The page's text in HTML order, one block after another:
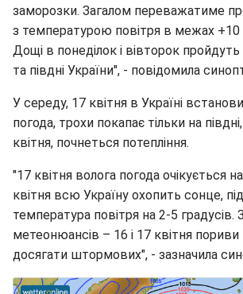
заморозки. Загалом переважатиме
з температурою повітря в межах +10
Дощі в понеділок і вівторок пройдуть
та півдні України", - повідомила
У середу, 17 квітня в Україні
погода, трохи покапає тільки на
квітня, почнеться потепління.
"17 квітня волога погода очікується на
квітня всю Україну охопить сонце,
температура повітря на 2-5 градусів.
метеонюансів – 16 і 17 квітня
досягати штормових", - зазначила